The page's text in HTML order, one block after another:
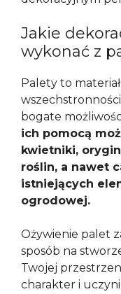
Jakie
wykonać z
Palety to
bogate
ich pomocą
kwietniki,
roślin, a nawet
istniejących
ogrodowej.
Ożywienie palet
sposób na
Twojej
charakter i